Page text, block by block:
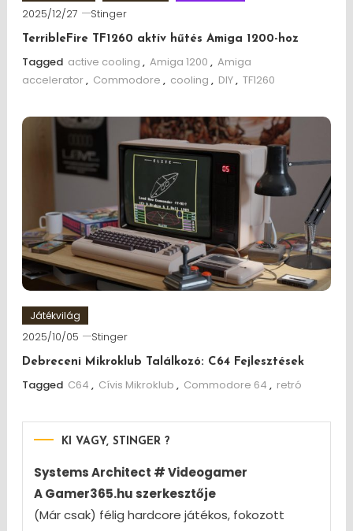
2025/12/27 Stinger
TerribleFire TF1260 aktív hűtés Amiga 1200-hoz
Tagged active cooling , Amiga 1200 , Amiga
accelerator, Commodore , cooling , DIY, TF1260
Játékvilág
2025/10/05 Stinger
Debreceni Mikroklub Találkozó: C64 Fejlesztések
Tagged C64 , Cívis Mikroklub , Commodore 64 , retró
KI VAGY, STINGER ?
Systems Architect # Videogamer
A Gamer365.hu szerkesztője
(Már csak) félig hardcore játékos, fokozott